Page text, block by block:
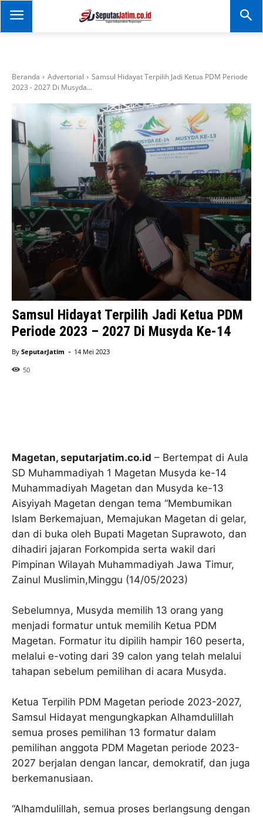
SEPUTAR JATIM
Portal Informasi Dan
Beranda Advertorial
Samsul Hidayat Terpilih Jadi Ketua PDM Periode
2023 - 2027 Di Musyda...
Samsul Hidayat Terpilih Jadi Ketua PDM
Periode 2023 – 2027 Di Musyda Ke-14
By SeputarJatim - 14 Mei 2023
50
Magetan, seputarjatim.co.id – Bertempat di Aula
SD Muhammadiyah 1 Magetan Musyda ke-14
Muhammadiyah Magetan dan Musyda ke-13
Aisyiyah Magetan dengan tema “Membumikan
Islam Berkemajuan, Memajukan Magetan di gelar,
dan di buka oleh Bupati Magetan Suprawoto, dan
dihadiri jajaran Forkompida serta wakil dari
Pimpinan Wilayah Muhammadiyah Jawa Timur,
Zainul Muslimin,Minggu (14/05/2023)
Sebelumnya, Musyda memilih 13 orang yang
menjadi formatur untuk memilih Ketua PDM
Magetan. Formatur itu dipilih hampir 160 peserta,
melalui e-voting dari 39 calon yang telah melalui
tahapan sebelum pemilihan di acara Musyda.
Ketua Terpilih PDM Magetan periode 2023-2027,
Samsul Hidayat mengungkapkan Alhamdulillah
semua proses pemilihan 13 formatur dalam
pemilihan anggota PDM Magetan periode 2023-
2027 berjalan dengan lancar, demokratif, dan juga
berkemanusiaan.
“Alhamdulillah, semua proses berlangsung dengan